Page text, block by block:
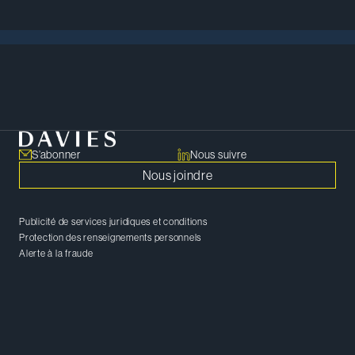
S’abonner Nous suivre
Nous joindre
Publicité de services juridiques et conditions
Protection des renseignements personnels
Alerte à la fraude